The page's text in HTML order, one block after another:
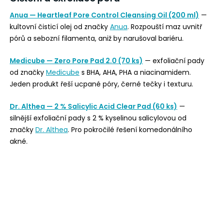
Anua — Heartleaf Pore Control Cleansing Oil (200 ml) —
kultovní čisticí olej od značky Anua. Rozpouští maz uvnitř
pórů a sebozní filamenta, aniž by narušoval bariéru.
Medicube — Zero Pore Pad 2.0 (70 ks) — exfoliační pady
od značky Medicube s BHA, AHA, PHA a niacinamidem.
Jeden produkt řeší ucpané póry, černé tečky i texturu.
Dr. Althea — 2 % Salicylic Acid Clear Pad (60 ks) —
silnější exfoliační pady s 2 % kyselinou salicylovou od
značky Dr. Althea. Pro pokročilé řešení komedonálního
akné.